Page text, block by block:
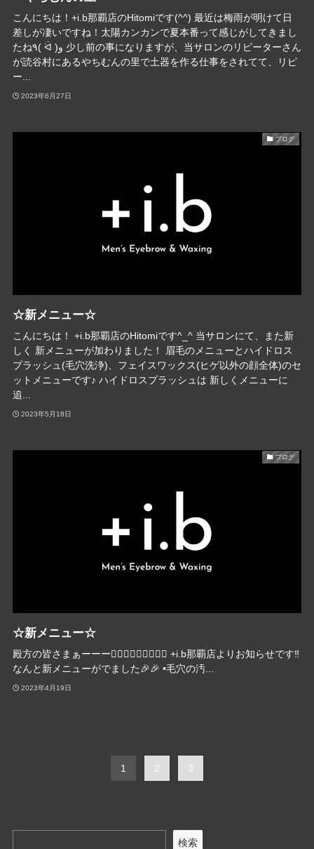
こんにちは！+i.b那覇店のHitomiです(^^) 最近は梅雨が明けて日
差しが凄いですね！太陽カンカンで夏本番って感じがしてきまし
たね٩( ᐛ )و 少し前の事になりますが、当サロンのリピーターさん
が読谷村にあるやちむんの里で土器を作る仕事をされてて、リピ
ー...
2023年6月27日
ブログ
☆新メニュー☆
こんにちは！ +i.b那覇店のHitomiです^_^ 当サロンにて、また新
しく 新メニューが加わりました！ 眉毛のメニューとハイドロス
プラッシュ(毛穴洗浄)、フェイスワックス(ヒゲ以外の顔全体)のセ
ットメニューです♪ ハイドロスプラッシュは 新しくメニューに
追...
2023年5月18日
ブログ
☆新メニュー☆
殿方の皆さまぁーーー🧜🏻‍♂️🧜🏻‍♂️🧜🏻‍♂️ +i.b那覇店よりお知らせです‼︎
なんと新メニューがでました🎉🎉 •毛穴の汚...
2023年4月19日
1 2 3
検索